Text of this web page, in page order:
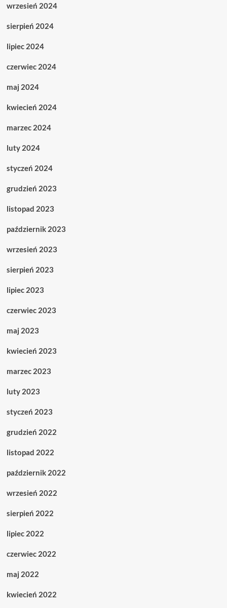
wrzesień 2024
sierpień 2024
lipiec 2024
czerwiec 2024
maj 2024
kwiecień 2024
marzec 2024
luty 2024
styczeń 2024
grudzień 2023
listopad 2023
październik 2023
wrzesień 2023
sierpień 2023
lipiec 2023
czerwiec 2023
maj 2023
kwiecień 2023
marzec 2023
luty 2023
styczeń 2023
grudzień 2022
listopad 2022
październik 2022
wrzesień 2022
sierpień 2022
lipiec 2022
czerwiec 2022
maj 2022
kwiecień 2022